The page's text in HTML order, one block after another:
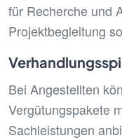
für Recherche und
Projektbegleitung
Bei Angestellten
Vergütungspakete
Sachleistungen